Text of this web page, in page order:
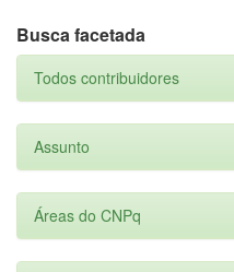
Busca facetada
Todos contribuidores
Assunto
Áreas do CNPq